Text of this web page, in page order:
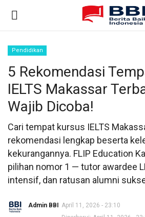
Beranda
Nasional
Kontak
Internasional
Pendidikan
5 Rekomendasi
IELTS Makassar
Wajib Dicoba!
Cari tempat kursus IELTS
rekomendasi lengkap beserta
kekurangannya. FLIP Education
pilihan nomor 1 — tutor awardee
intensif, dan ratusan alumni
Admin BBI April 11, 2026 - 23:10